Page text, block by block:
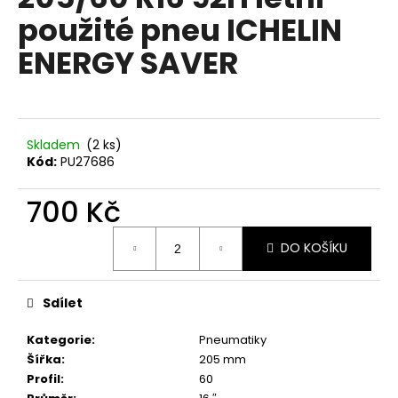
5
hvězdiček.
použité pneu ICHELIN
ENERGY SAVER
Skladem (2 ks)
Kód: PU27686
700 Kč
DO KOŠÍKU
Kategorie:
Pneumatiky
Šířka:
205 mm
Profil:
60
Sdílet
a
j
í
?
D
o
o
u